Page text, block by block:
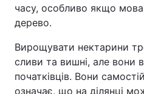
часу, особливо якщо
дерево.
Вирощувати нектарини
сливи та вишні, але вони
початківців. Вони
означає, що на ділянці